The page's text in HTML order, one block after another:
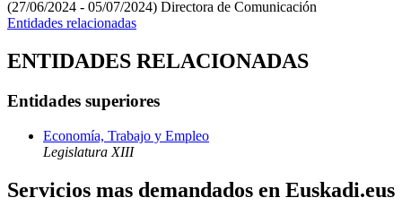
(27/06/2024 - 05/07/2024) Directora de Comunicación
Entidades relacionadas
ENTIDADES RELACIONADAS
Entidades superiores
Economía, Trabajo y Empleo
Legislatura XIII
Servicios mas demandados en Euskadi.eus